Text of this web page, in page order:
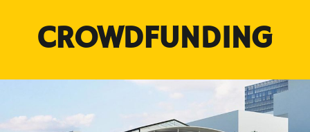
CROWDFUNDING